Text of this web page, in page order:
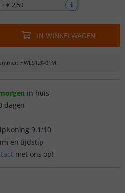
+€ 2,50
IN WINKELWAGEN
: HWLS120-01M
in huis
dagen
9.1/10
en tijdstip
met ons op!